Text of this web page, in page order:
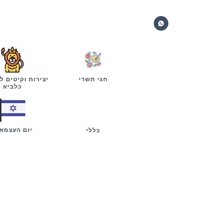
חגי תשרי
יצירות וקיטים
כלביא
כללי יום